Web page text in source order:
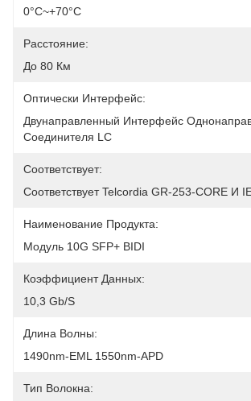
0°C~+70°C
Расстояние:
До 80 Км
Оптически Интерфейс:
Двунаправленный Интерфейс
Соединителя LC
Соответствует:
Соответствует Telcordia GR-253-CORE И
Наименование Продукта:
Модуль 10G SFP+ BIDI
Коэффициент Данных:
10,3 Gb/s
Длина Волны:
1490nm-EML 1550nm-APD
Тип Волокна: